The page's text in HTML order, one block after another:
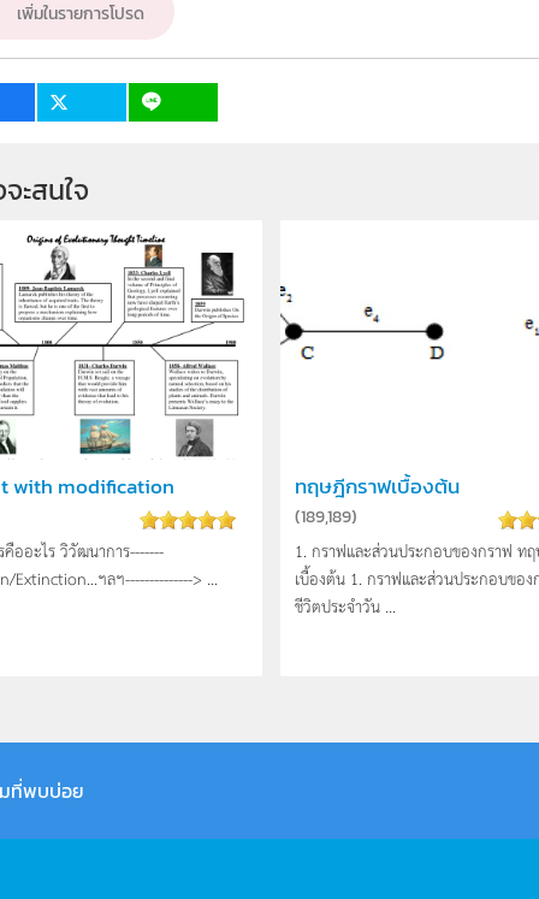
าหมาย
เพิ่มในรายการโปรด
ะสนใจ
with modification
ออะไร วิวัฒนาการ-------
Extinction...ฯลฯ--------------> ...
ทฤษฎีกราฟเบื้องต้น
(189,189)
1. กราฟและส่วนประกอบของกราฟ ท
เบื้องต้น 1. กราฟและส่วนประกอบของ
ชีวิตประจำวัน ...
ที่พบบ่อย